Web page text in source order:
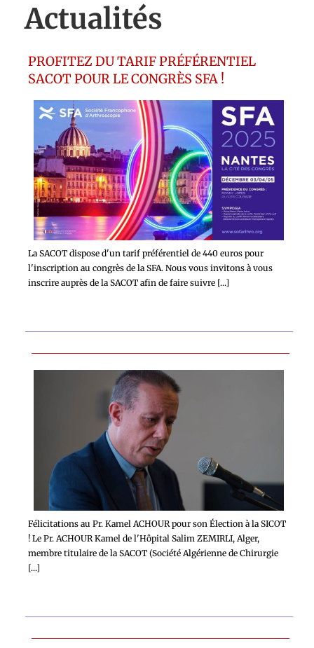
Actualités
PROFITEZ DU TARIF PRÉFÉRENTIEL
SACOT POUR LE CONGRÈS SFA !
La SACOT dispose d'un tarif préférentiel de 440 euros pour
l'inscription au congrès de la SFA. Nous vous invitons à vous
inscrire auprès de la SACOT afin de faire suivre [...]
Félicitations au Pr. Kamel ACHOUR pour son Élection à la SICOT
! Le Pr. ACHOUR Kamel de l'Hôpital Salim ZEMIRLI, Alger,
membre titulaire de la SACOT (Société Algérienne de Chirurgie
[...]